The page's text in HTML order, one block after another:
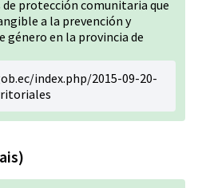
protección comunitaria que
a la prevención y
género en la provincia de
index.php/2015-09-20-